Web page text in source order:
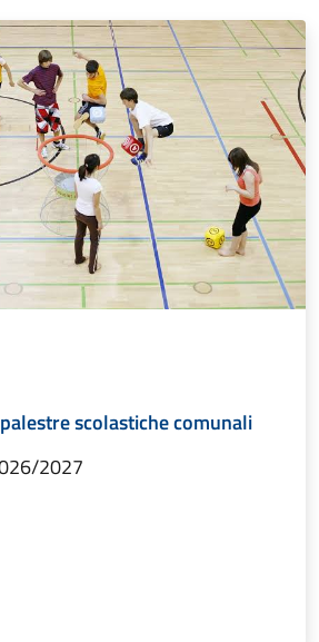
scolastiche comunali
2027